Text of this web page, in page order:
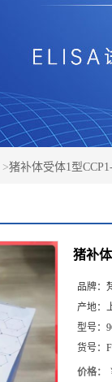
>猪补体受体1型
猪补
品牌：
产地：
型号：
货号：
价格：